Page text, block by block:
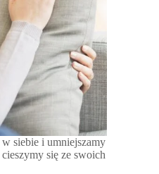
siebie i umniejszamy
się ze swoich